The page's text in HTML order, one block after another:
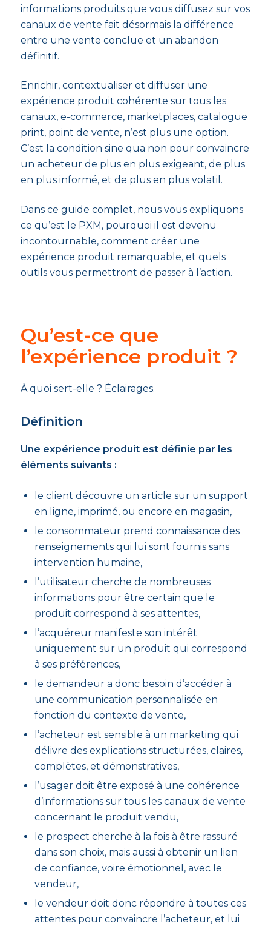
informations produits que vous diffusez sur vos
canaux de vente fait désormais la différence
entre une vente conclue et un abandon
définitif.
Enrichir, contextualiser et diffuser une
expérience produit cohérente sur tous les
canaux, e-commerce, marketplaces, catalogue
print, point de vente, n’est plus une option.
C’est la condition sine qua non pour convaincre
un acheteur de plus en plus exigeant, de plus
en plus informé, et de plus en plus volatil.
Dans ce guide complet, nous vous expliquons
ce qu’est le PXM, pourquoi il est devenu
incontournable, comment créer une
expérience produit remarquable, et quels
outils vous permettront de passer à l’action.
Qu’est-ce que
l’expérience produit ?
À quoi sert-elle ? Éclairages.
Définition
Une expérience produit est définie par les
éléments suivants :
le client découvre un article sur un support
en ligne, imprimé, ou encore en magasin,
le consommateur prend connaissance des
renseignements qui lui sont fournis sans
intervention humaine,
l’utilisateur cherche de nombreuses
informations pour être certain que le
produit correspond à ses attentes,
l’acquéreur manifeste son intérêt
uniquement sur un produit qui correspond
à ses préférences,
le demandeur a donc besoin d’accéder à
une communication personnalisée en
fonction du contexte de vente,
l’acheteur est sensible à un marketing qui
délivre des explications structurées, claires,
complètes, et démonstratives,
l’usager doit être exposé à une cohérence
d’informations sur tous les canaux de vente
concernant le produit vendu,
le prospect cherche à la fois à être rassuré
dans son choix, mais aussi à obtenir un lien
de confiance, voire émotionnel, avec le
vendeur,
le vendeur doit donc répondre à toutes ces
attentes pour convaincre l’acheteur, et lui